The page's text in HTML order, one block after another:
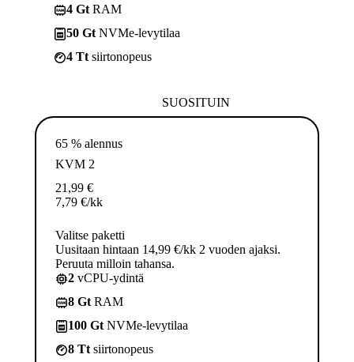
4 Gt RAM
50 Gt NVMe-levytilaa
4 Tt siirtonopeus
SUOSITUIN
65 % alennus
KVM 2
21,99 €
7,79 €/kk
Valitse paketti
Uusitaan hintaan 14,99 €/kk 2 vuoden ajaksi.
Peruuta milloin tahansa.
2 vCPU-ydintä
8 Gt RAM
100 Gt NVMe-levytilaa
8 Tt siirtonopeus